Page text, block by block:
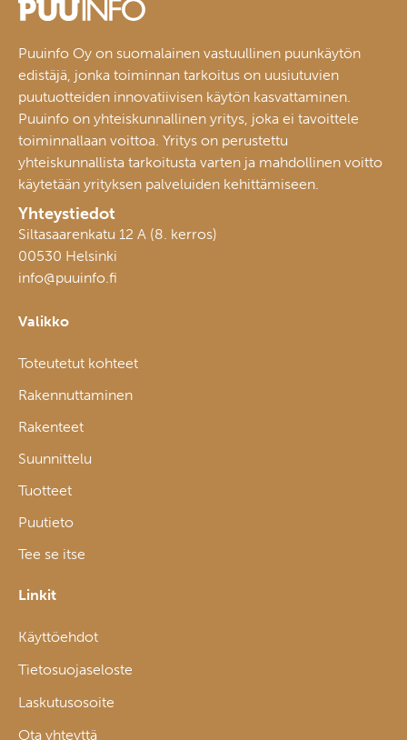
Puuinfo Oy on suomalainen vastuullinen puunkäytön
edistäjä, jonka toiminnan tarkoitus on uusiutuvien
puutuotteiden innovatiivisen käytön kasvattaminen.
Puuinfo on yhteiskunnallinen yritys, joka ei tavoittele
toiminnallaan voittoa. Yritys on perustettu
yhteiskunnallista tarkoitusta varten ja mahdollinen voitto
käytetään yrityksen palveluiden kehittämiseen.
Yhteystiedot
Siltasaarenkatu 12 A (8. kerros)
00530 Helsinki
info@puuinfo.fi
Valikko
Toteutetut kohteet
Rakennuttaminen
Rakenteet
Suunnittelu
Tuotteet
Puutieto
Tee se itse
Linkit
Käyttöehdot
Tietosuojaseloste
Laskutusosoite
Ota yhteyttä